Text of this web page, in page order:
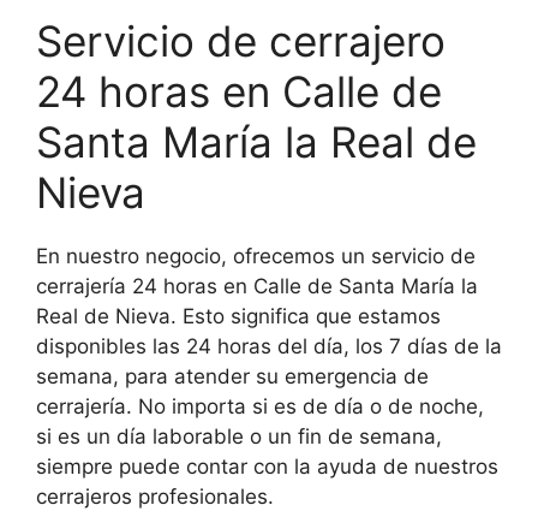
Servicio de cerrajero
24 horas en Calle de
Santa María la Real de
Nieva
En nuestro negocio, ofrecemos un servicio de
cerrajería 24 horas en Calle de Santa María la
Real de Nieva. Esto significa que estamos
disponibles las 24 horas del día, los 7 días de la
semana, para atender su emergencia de
cerrajería. No importa si es de día o de noche,
si es un día laborable o un fin de semana,
siempre puede contar con la ayuda de nuestros
cerrajeros profesionales.